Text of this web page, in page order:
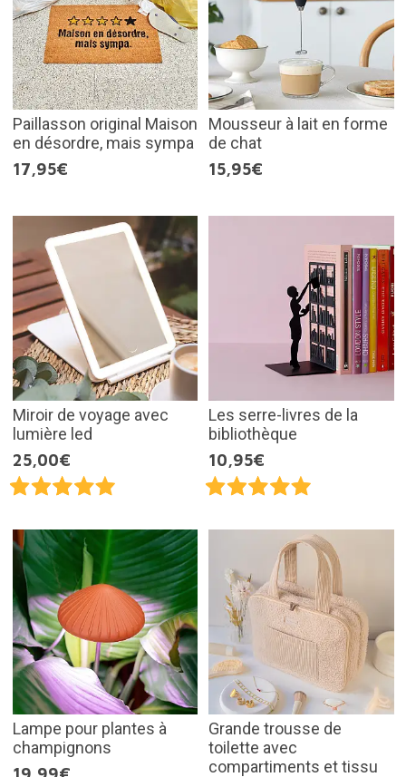
Paillasson original Maison
en désordre, mais sympa
17,95€
Mousseur à lait en forme
de chat
15,95€
Miroir de voyage avec
lumière led
25,00€
Les serre-livres de la
bibliothèque
10,95€
Lampe pour plantes à
champignons
Grande trousse de
toilette avec
compartiments et tissu